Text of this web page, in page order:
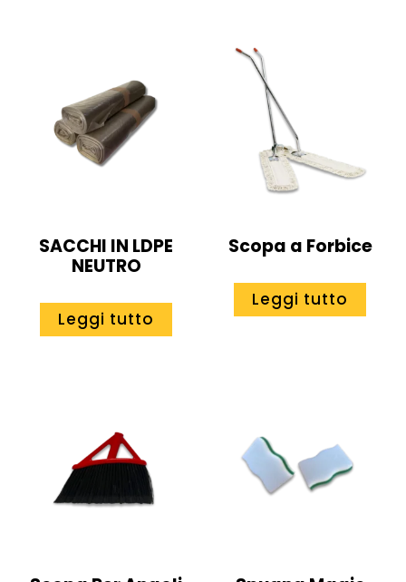
SACCHI IN LDPE
NEUTRO
Leggi tutto
Scopa a Forbice
Leggi tutto